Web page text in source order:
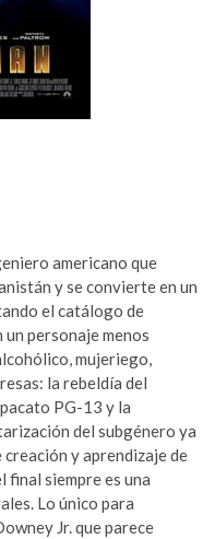
americano que
y se convierte en un
el catálogo de
personaje menos
mujeriego,
la rebeldía del
PG-13 y la
del subgénero ya
y aprendizaje de
final siempre es una
Lo único para
Jr. que parece